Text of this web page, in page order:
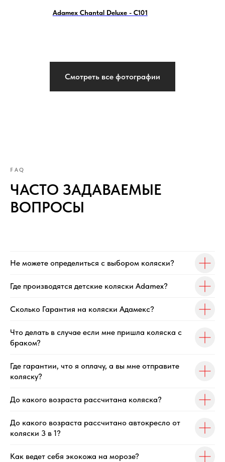
Adamex Chantal Deluxe - C101
Смотреть все фотографии
FAQ
ЧАСТО ЗАДАВАЕМЫЕ
ВОПРОСЫ
Не можете определиться с выбором коляски?
Где производятся детские коляски Adamex?
Сколько Гарантия на коляски Адамекс?
Что делать в случае если мне пришла коляска с
браком?
Где гарантии, что я оплачу, а вы мне отправите
коляску?
До какого возраста рассчитана коляска?
До какого возраста рассчитано автокресло от
коляски 3 в 1?
Как ведет себя экокожа на морозе?